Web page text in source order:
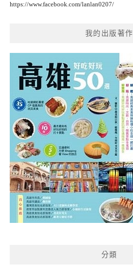
https://www.facebook.com/lanlan0207/
我的出版著作
分類